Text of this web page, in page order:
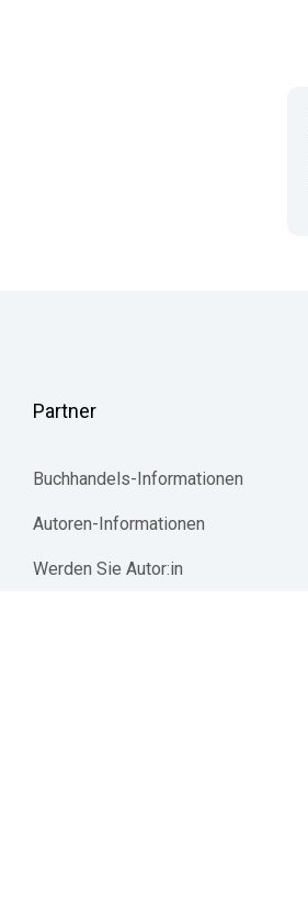
Partner
Buchhandels-Informationen
Autoren-Informationen
Werden Sie Autor:in